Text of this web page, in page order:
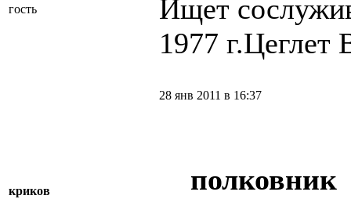
гость
Ищет
1977 г.Цеглет
криков
28 янв 2011 в 16:37
полковник